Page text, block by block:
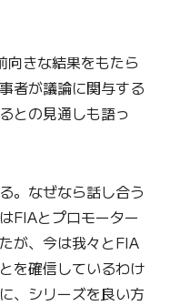
きな結果をもたら
者が議論に関与する
との見通しも語っ
。なぜなら話し合う
FIAとプロモーター
が、今は我々とFIA
を確信しているわけ
、シリーズを良い方